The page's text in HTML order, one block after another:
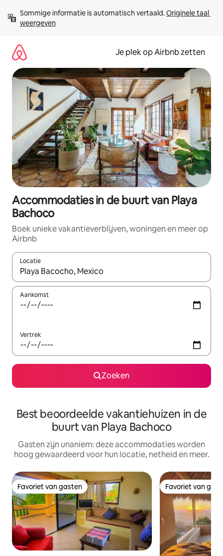
direct
naar
Sommige informatie is automatisch vertaald. Originele taal
weergeven
Je plek op Airbnb zetten
Accommodaties in de buurt van Playa
Bachoco
Boek unieke vakantieverblijven, woningen en meer op
Airbnb
Locatie
Wanneer er resultaten beschikbaar zijn, maak je een keuze
Aankomst
Vertrek
Zoeken
Best beoordeelde vakantiehuizen in de
buurt van Playa Bachoco
Gasten zijn unaniem: deze accommodaties worden
hoog gewaardeerd voor hun locatie, netheid en meer.
Favoriet van gasten
Favoriet van gasten Favoriet van
Favoriet van